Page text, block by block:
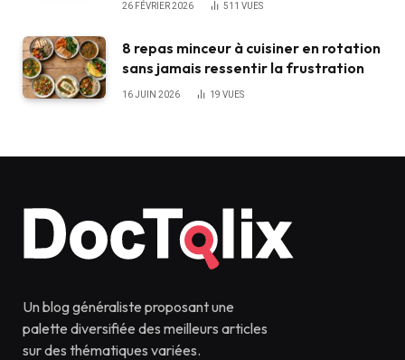
26 FÉVRIER 2026 511 VUES
8 repas minceur à cuisiner en rotation
sans jamais ressentir la frustration
16 JUIN 2026 19 VUES
Un blog généraliste proposant une
palette diversifiée des meilleurs articles
sur des thématiques variées.